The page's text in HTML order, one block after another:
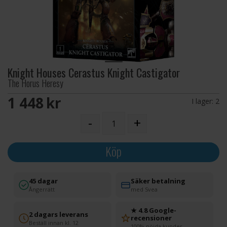
Knight Houses Cerastus Knight Castigator
The Horus Heresy
1 448 SEK I lager: 2
- +
Köp
45 dagar
Ångerrätt
Säker betalning
med Svea
2 dagars leverans
Beställ innan kl. 12
★ 4.8 Google-
recensioner